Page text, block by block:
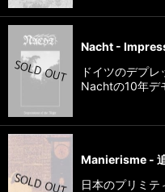
Nacht -
ドイツのデプレ
Nachtの10年デ
Manierisme -
日本のプリミテ